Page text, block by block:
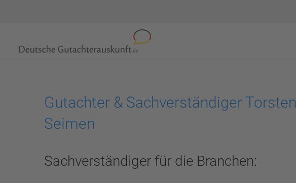
Gutachter & Sachverständiger Torsten
Seimen
Sachverständiger für die Branchen: